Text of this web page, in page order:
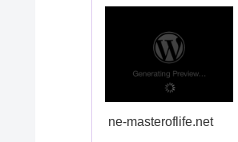
ne-masteroflife.net